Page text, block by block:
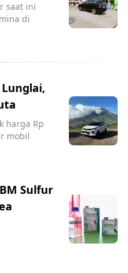
saat ini
di
harga Rp
mobil
Sulfur